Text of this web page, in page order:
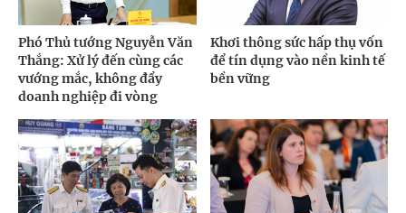
Phó Thủ tướng Nguyễn Văn
Thắng: Xử lý đến cùng các
vướng mắc, không đẩy
doanh nghiệp đi vòng
Khơi thông sức hấp thụ vốn
để tín dụng vào nền kinh tế
bền vững